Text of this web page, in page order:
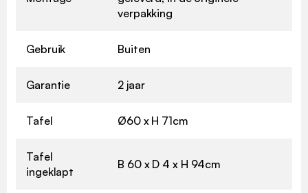
verpakking
Gebruik Buiten
Garantie 2 jaar
Tafel Ø60 x H 71cm
Tafel
ingeklapt
B 60 x D 4 x H 94cm